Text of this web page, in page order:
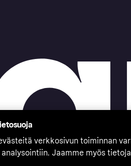
verkkosivun toiminnan
analysointiin. Jaamme myös